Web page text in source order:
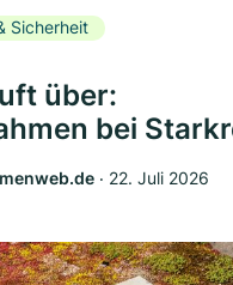
Sicherheit
über:
bei
‧ 22. Juli 2026